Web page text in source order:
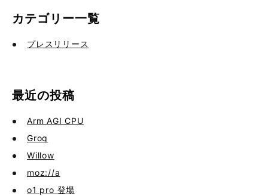
カテゴリー一覧
プレスリリース
最近の投稿
Arm AGI CPU
Groq
Willow
moz://a
o1 pro 登場